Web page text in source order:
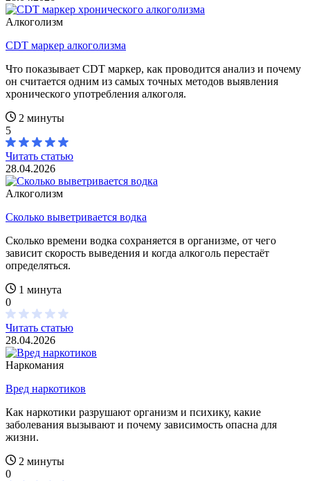
Алкоголизм
CDT маркер алкоголизма
Что показывает CDT маркер, как проводится анализ и почему
он считается одним из самых точных методов выявления
хронического употребления алкоголя.
2 минуты
5
Читать статью
28.04.2026
Алкоголизм
Сколько выветривается водка
Сколько времени водка сохраняется в организме, от чего
зависит скорость выведения и когда алкоголь перестаёт
определяться.
1 минута
0
Читать статью
28.04.2026
Наркомания
Вред наркотиков
Как наркотики разрушают организм и психику, какие
заболевания вызывают и почему зависимость опасна для
жизни.
2 минуты
0